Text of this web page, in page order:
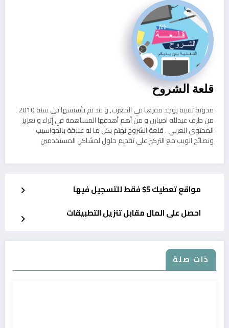
قلعة الشروح
مدونة تقنية يوجد مقرها في المغرب, و قد تم تأسيسها في سنة 2010
من طرف عبدلله اصبارن و من أهم أهدفها المساهمة في إثراء و تعزيز
المحتوى العربي . قلعة الشروح تهتم بكل ما له علاقة بالحواسيب
ونصائح الويب مع التركيز على تقديم حلول لمشاكل المستخدمين
مواقع تعطيك 5$ فقط للتسجيل فيها
احصل على المال مقابل تنزيل التطبيقات
ذات صلة